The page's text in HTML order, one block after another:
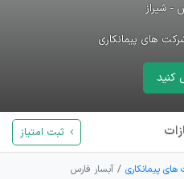
- شیراز
های پیمانکاری
کنید
ثبت امتیاز
پیمانکاری آبسار فارس